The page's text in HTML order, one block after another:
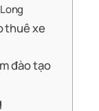
thuê xe
đào tạo